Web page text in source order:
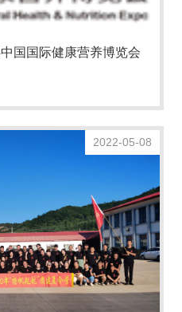
国国际健康营养博览会
2022-05-08